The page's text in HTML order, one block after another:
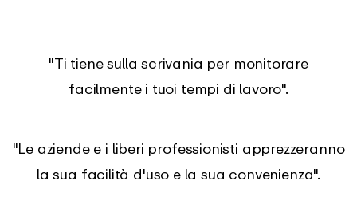
"Ti tiene sulla scrivania per monitorare
facilmente i tuoi tempi di lavoro".
"Le aziende e i liberi professionisti apprezzeranno
la sua facilità d'uso e la sua convenienza".